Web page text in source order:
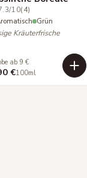
/10(4)
Grün
Kräuterfrische
ab 9 €
€100ml